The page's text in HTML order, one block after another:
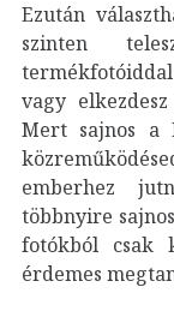
Ezután
szinten
termékfotóiddal
vagy
Mert sajnos a
emberhez
többnyire
fotókból csak
érdemes